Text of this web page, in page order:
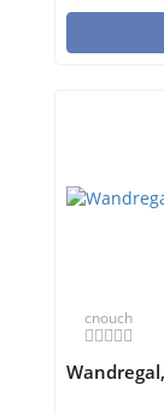
cnouch